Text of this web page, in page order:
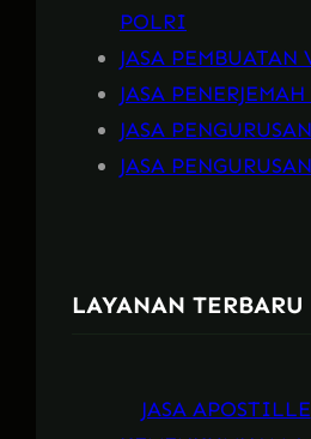
POLRI
JASA PEMBUATAN
JASA
JASA
JASA
LAYANAN TERBARU
JASA APOSTILLE